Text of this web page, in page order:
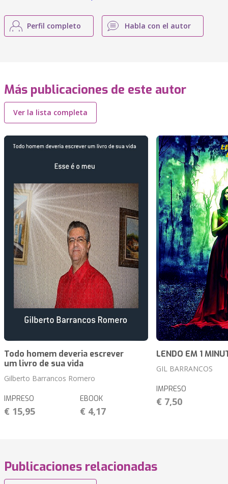
Perfil completo Habla con el autor
Más publicaciones de este autor
Ver la lista completa
Todo homem deveria escrever
um livro de sua vida
Gilberto Barrancos Romero
IMPRESO
€ 15,95
EBOOK
€ 4,17
LENDO EM 1
GIL BARRANCOS
IMPRESO
€ 7,50
Publicaciones relacionadas